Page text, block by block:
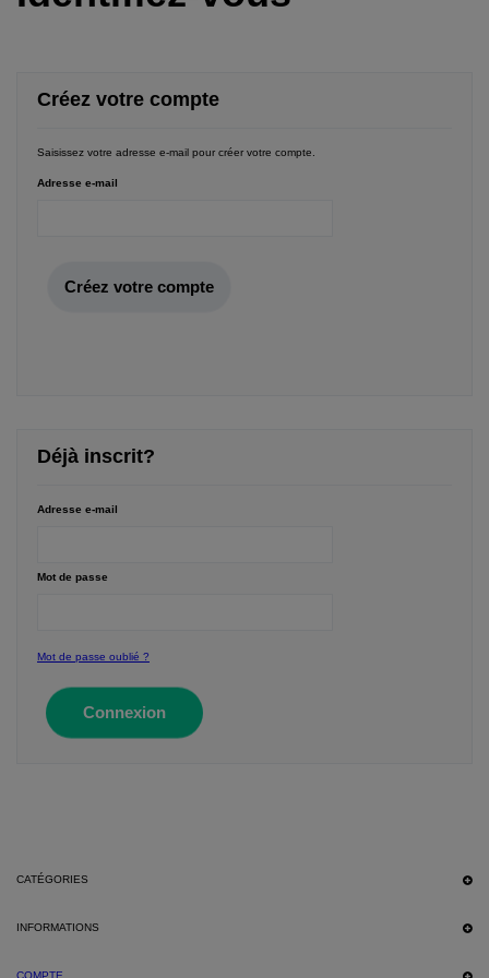
Créez votre compte
Saisissez votre adresse e-mail pour créer votre compte.
Adresse e-mail
Créez votre compte
Déjà inscrit?
Adresse e-mail
Mot de passe
Mot de passe oublié ?
Connexion
CATÉGORIES
INFORMATIONS